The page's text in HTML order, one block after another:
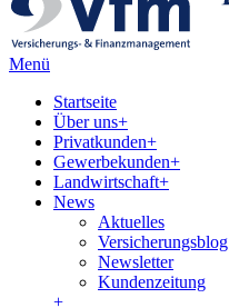
Menü
Startseite
Über uns+
Privatkunden+
Gewerbekunden+
Landwirtschaft+
News
Aktuelles
Versicherungsblog
Newsletter
Kundenzeitung
+